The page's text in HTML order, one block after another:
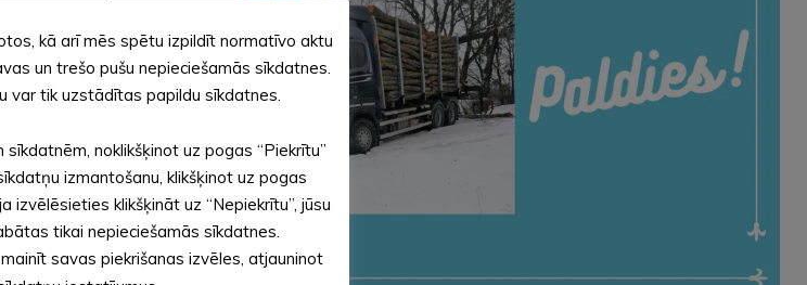
brīnums Jaunlaicenes
Lapkašiem par labestīgo
vadītāja Aiga Mūrniece
kā arī mēs spētu izpildīt normatīvo aktu
un trešo pušu nepieciešamās sīkdatnes.
var tik uzstādītas papildu sīkdatnes.
noklikšķinot uz pogas “Piekrītu”
izmantošanu, klikšķinot uz pogas
izvēlēsieties klikšķināt uz “Nepiekrītu”, jūsu
tikai nepieciešamās sīkdatnes.
savas piekrišanas izvēles, atjauninot